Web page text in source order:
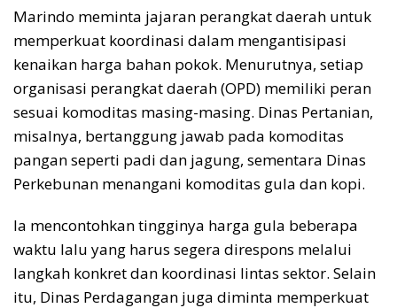
Marindo meminta jajaran perangkat daerah untuk
memperkuat koordinasi dalam mengantisipasi
kenaikan harga bahan pokok. Menurutnya, setiap
organisasi perangkat daerah (OPD) memiliki peran
sesuai komoditas masing-masing. Dinas Pertanian,
misalnya, bertanggung jawab pada komoditas
pangan seperti padi dan jagung, sementara Dinas
Perkebunan menangani komoditas gula dan kopi.
Ia mencontohkan tingginya harga gula beberapa
waktu lalu yang harus segera direspons melalui
langkah konkret dan koordinasi lintas sektor. Selain
itu, Dinas Perdagangan juga diminta memperkuat